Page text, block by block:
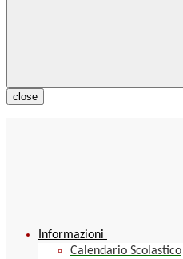
close
Informazioni
Calendario Scolastico